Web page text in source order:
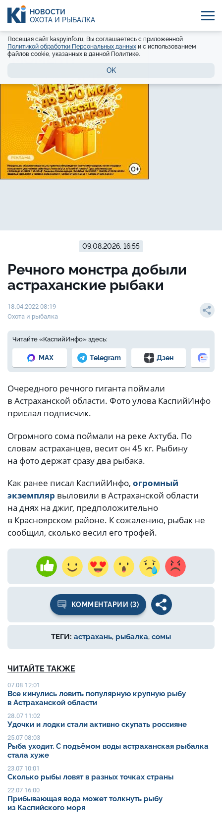
НОВОСТИ
ОХОТА И РЫБАЛКА
Посещая сайт kaspyinfo.ru, Вы соглашаетесь с приложенной
Политикой обработки Персональных данных и с использованием
файлов cookie, указанных в данной Политике.
OK
09.08.2026, 16:55
Речного монстра добыли
астраханские рыбаки
18.04.2022 08:19
Охота и рыбалка
Читайте «КаспийИнфо» здесь:
MAX Telegram Дзен
Очередного речного гиганта поймали
в Астраханской области. Фото улова КаспийИнфо
прислал подписчик.
Огромного сома поймали на реке Ахтуба. По
словам астраханцев, весит он 45 кг. Рыбину
на фото держат сразу два рыбака.
Как ранее писал КаспийИнфо, огромный
экземпляр выловили в Астраханской области
на днях на джиг, предположительно
в Красноярском районе. К сожалению, рыбак не
сообщил, сколько весил его трофей.
КОММЕНТАРИИ (3)
ТЕГИ: астрахань, рыбалка, сомы
ЧИТАЙТЕ ТАКЖЕ
07.08 12:01
Все кинулись ловить популярную крупную рыбу
в Астраханской области
28.07 11:02
Удочки и лодки стали активно скупать россияне
25.07 08:03
Рыба уходит. С подъёмом воды астраханская рыбалка
стала хуже
23.07 10:01
Сколько рыбы ловят в разных точках страны
22.07 16:00
Прибывающая вода может толкнуть рыбу
из Каспийского моря